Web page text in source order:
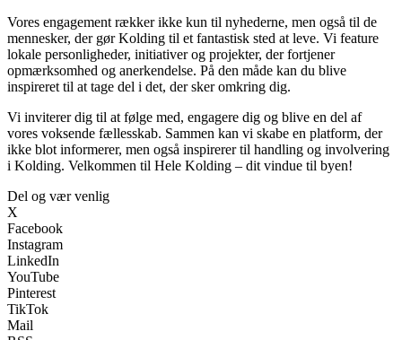
Vores engagement rækker ikke kun til nyhederne, men også til de
mennesker, der gør Kolding til et fantastisk sted at leve. Vi feature
lokale personligheder, initiativer og projekter, der fortjener
opmærksomhed og anerkendelse. På den måde kan du blive
inspireret til at tage del i det, der sker omkring dig.
Vi inviterer dig til at følge med, engagere dig og blive en del af
vores voksende fællesskab. Sammen kan vi skabe en platform, der
ikke blot informerer, men også inspirerer til handling og involvering
i Kolding. Velkommen til Hele Kolding – dit vindue til byen!
Del og vær venlig
X
Facebook
Instagram
LinkedIn
YouTube
Pinterest
TikTok
Mail